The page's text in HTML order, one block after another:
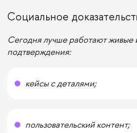
Социальное
Сегодня лучше работают живые
подтверждения:
кейсы с деталями;
пользовательский контент;